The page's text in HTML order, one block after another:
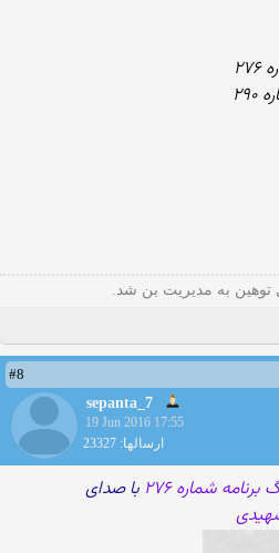
توهین به مدیریت بن شد.
#8
sepanta_7
19 Jun 2016 17:55
ارسالها: 23327
برنامه شماره ۲۷۶
با صدای